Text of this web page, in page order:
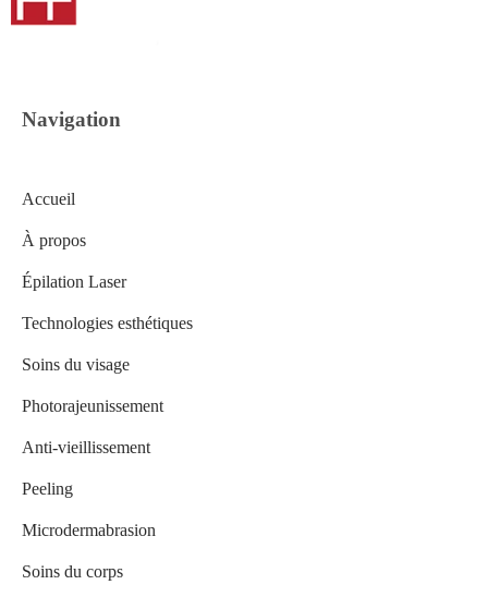
Navigation
Accueil
À propos
Épilation Laser
Technologies esthétiques
Soins du visage
Photorajeunissement
Anti-vieillissement
Peeling
Microdermabrasion
Soins du corps